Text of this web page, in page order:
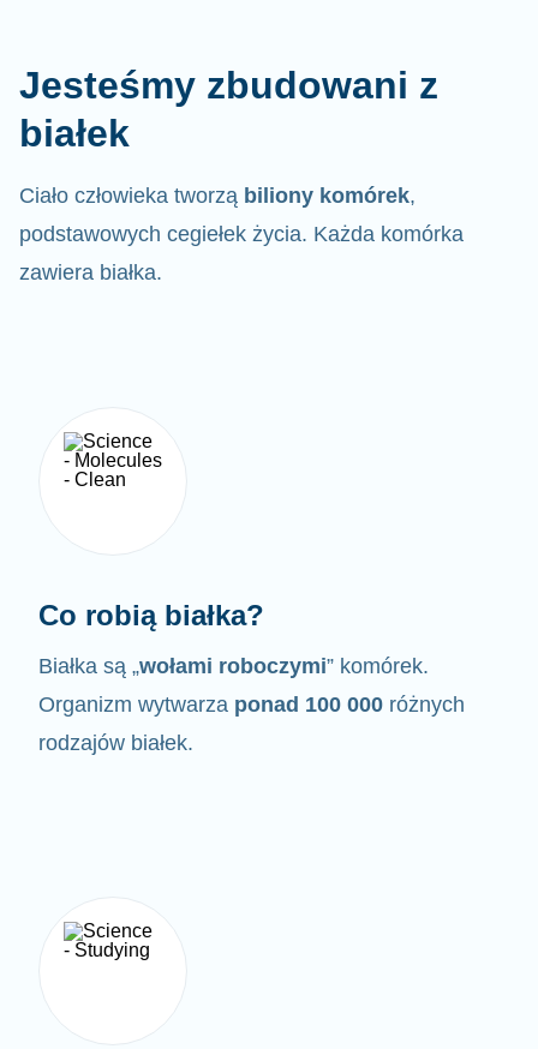
Jesteśmy zbudowani z
białek
Ciało człowieka tworzą biliony komórek,
podstawowych cegiełek życia. Każda komórka
zawiera białka.
Co robią białka?
Białka są „wołami roboczymi” komórek.
Organizm wytwarza ponad 100 000 różnych
rodzajów białek.